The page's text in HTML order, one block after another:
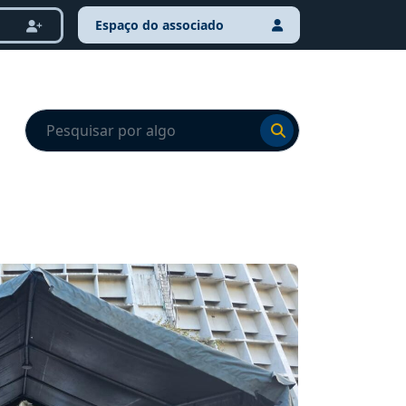
Espaço do associado
Ir para o resultado
Ir para o resultado